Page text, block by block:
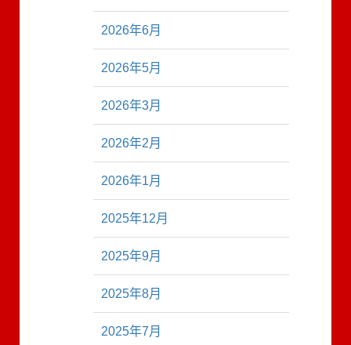
2026年6月
2026年5月
2026年3月
2026年2月
2026年1月
2025年12月
2025年9月
2025年8月
2025年7月